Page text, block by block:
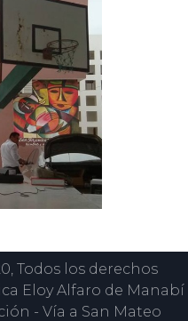
Todos los derechos
Eloy Alfaro de Manabí
- Vía a San Mateo